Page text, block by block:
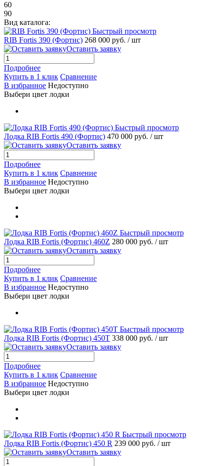
60
90
Вид каталога:
Быстрый просмотр
RIB Fortis 390 (Фортис) 268 000 руб. / шт
Оставить заявку
Подробнее
Купить в 1 клик Сравнение
В избранное Недоступно
Выбери цвет лодки
Быстрый просмотр
Лодка RIB Fortis 490 (Фортис) 470 000 руб. / шт
Оставить заявку
Подробнее
Купить в 1 клик Сравнение
В избранное Недоступно
Выбери цвет лодки
Быстрый просмотр
Лодка RIB Fortis (Фортис) 460Z 280 000 руб. / шт
Оставить заявку
Подробнее
Купить в 1 клик Сравнение
В избранное Недоступно
Выбери цвет лодки
Быстрый просмотр
Лодка RIB Fortis (Фортис) 450T 338 000 руб. / шт
Оставить заявку
Подробнее
Купить в 1 клик Сравнение
В избранное Недоступно
Выбери цвет лодки
Быстрый просмотр
Лодка RIB Fortis (Фортис) 450 R 239 000 руб. / шт
Оставить заявку